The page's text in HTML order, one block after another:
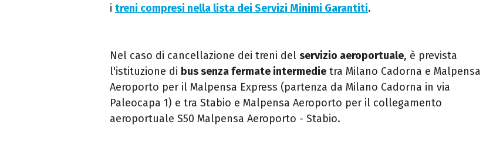
i treni compresi nella lista dei Servizi Minimi Garantiti.
Nel caso di cancellazione dei treni del servizio aeroportuale, è prevista
l'istituzione di bus senza fermate intermedie tra Milano Cadorna e Malpensa
Aeroporto per il Malpensa Express (partenza da Milano Cadorna in via
Paleocapa 1) e tra Stabio e Malpensa Aeroporto per il collegamento
aeroportuale S50 Malpensa Aeroporto - Stabio.